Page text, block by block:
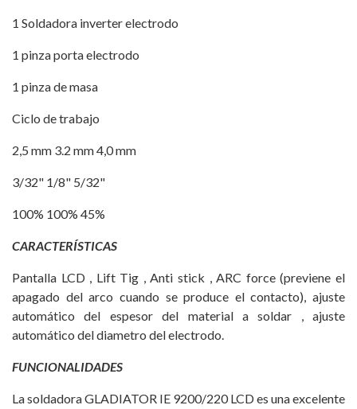
1 Soldadora inverter electrodo
1 pinza porta electrodo
1 pinza de masa
Ciclo de trabajo
2,5 mm 3.2 mm 4,0 mm
3/32" 1/8" 5/32"
100% 100% 45%
CARACTERÍSTICAS
Pantalla LCD , Lift Tig , Anti stick , ARC force (previene el
apagado del arco cuando se produce el contacto), ajuste
automático del espesor del material a soldar , ajuste
automático del diametro del electrodo.
FUNCIONALIDADES
La soldadora GLADIATOR IE 9200/220 LCD es una excelente